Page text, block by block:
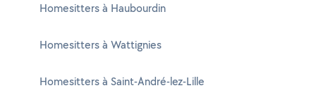
Homesitters à Haubourdin
Homesitters à Wattignies
Homesitters à Saint-André-lez-Lille